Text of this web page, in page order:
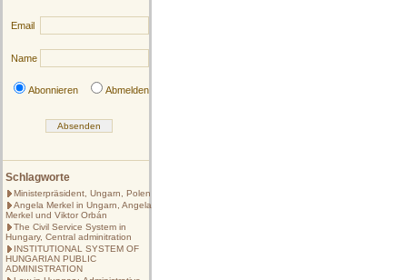
Email
Name
Abonnieren Abmelden
Schlagworte
Ministerpräsident, Ungarn, Polen
Angela Merkel in Ungarn, Angela
Merkel und Viktor Orbán
The Civil Service System in
Hungary, Central adminitration
INSTITUTIONAL SYSTEM OF
HUNGARIAN PUBLIC
ADMINISTRATION